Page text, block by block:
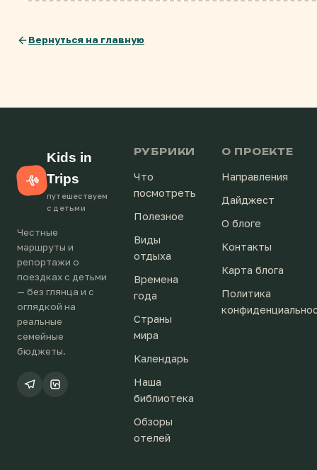
Вернуться на главную
Kids in
Trips
путешествуем
с детьми
Честные
маршруты и
репортажи о
поездках с детьми
— без глянца и с
оглядкой на
реальные
семейные
бюджеты.
РУБРИКИ
Что
посмотреть
Полезное
Виды
отдыха
Времена
года
Страны
мира
Календарь
Наша
библиотека
Обзоры
отелей
О ПРОЕКТЕ
Направления
Дайджест
О блоге
Контакты
Карта блога
Политика